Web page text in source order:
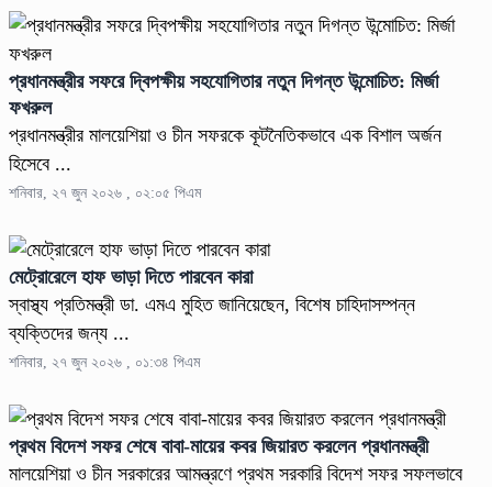
প্রধানমন্ত্রীর সফরে দ্বিপক্ষীয় সহযোগিতার নতুন দিগন্ত উন্মোচিত: মির্জা
ফখরুল
প্রধানমন্ত্রীর মালয়েশিয়া ও চীন সফরকে কূটনৈতিকভাবে এক বিশাল অর্জন
হিসেবে ...
শনিবার, ২৭ জুন ২০২৬ , ০২:০৫ পিএম
মেট্রোরেলে হাফ ভাড়া দিতে পারবেন কারা
স্বাস্থ্য প্রতিমন্ত্রী ডা. এমএ মুহিত জানিয়েছেন, বিশেষ চাহিদাসম্পন্ন
ব্যক্তিদের জন্য ...
শনিবার, ২৭ জুন ২০২৬ , ০১:৩৪ পিএম
প্রথম বিদেশ সফর শেষে বাবা-মায়ের কবর জিয়ারত করলেন প্রধানমন্ত্রী
মালয়েশিয়া ও চীন সরকারের আমন্ত্রণে প্রথম সরকারি বিদেশ সফর সফলভাবে